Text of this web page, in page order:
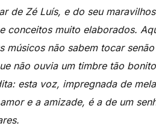
de Zé Luís, e do seu
conceitos muito elaborados.
músicos não sabem tocar
não ouvia um timbre tão
esta voz, impregnada de
e a amizade, é a de um